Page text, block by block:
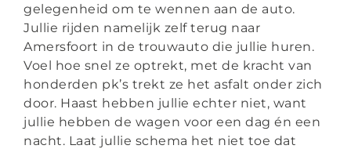
gelegenheid om te wennen aan de auto.
Jullie rijden namelijk zelf terug naar
Amersfoort in de trouwauto die jullie huren.
Voel hoe snel ze optrekt, met de kracht van
honderden pk’s trekt ze het asfalt onder zich
door. Haast hebben jullie echter niet, want
jullie hebben de wagen voor een dag én een
nacht. Laat jullie schema het niet toe dat